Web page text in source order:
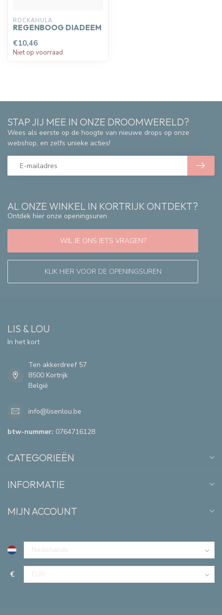
ROCKAHULA
REGENBOOG DIADEEM
€10,46
Niet op voorraad
AL ONZE WINKEL IN KORTRIJK ONTDEKT?
Ontdek hier onze openingsuren
WIL JE ONS IETS VRAGEN?
KLIK HIER VOOR DE OPENINGSUREN
STAP JIJ MEE IN ONZE DROOMWERELD?
Wees als eerste op de hoogte van nieuwe drops op onze
webshop, en zelfs unieke acties!
LIS & LOU
In het kort
Ten akkerdreef 57
8500 Kortrijk
België
info@lisenlou.be
btw-nummer: 0764716128
CATEGORIEËN
INFORMATIE
MIJN ACCOUNT
€